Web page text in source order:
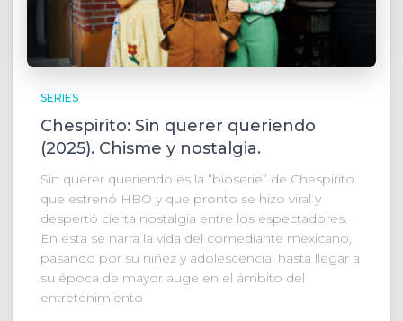
SERIES
Chespirito: Sin querer queriendo
(2025). Chisme y nostalgia.
Sin querer queriendo es la “bioserie” de Chespirito
que estrenó HBO y que pronto se hizo viral y
despertó cierta nostalgia entre los espectadores.
En esta se narra la vida del comediante mexicano,
pasando por su niñez y adolescencia, hasta llegar a
su época de mayor auge en el ámbito del
entretenimiento